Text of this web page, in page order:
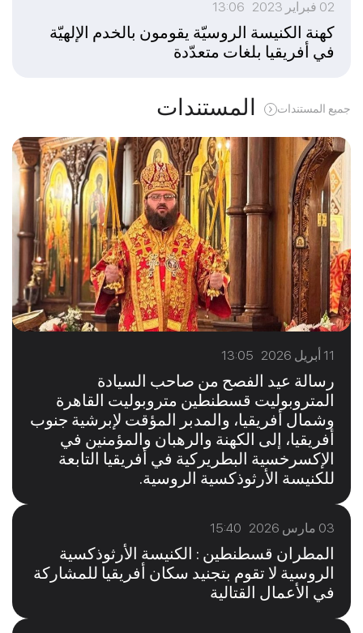
02 فبراير 2023 13:06
كهنة الكنيسة الروسيّة يقومون بالخدم الإلهيّة
في أفريقيا بلغات متعدّدة
المستندات جميع المستندات
11 أبريل 2026 13:05
رسالة عيد الفصح من صاحب السيادة
المتروبوليت قسطنطين متروبوليت القاهرة
وشمال أفريقيا، والمدبر المؤقت لإبرشية جنوب
أفريقيا، إلى الكهنة والرهبان والمؤمنين في
الإكسرخسية البطريركية في أفريقيا التابعة
للكنيسة الأرثوذكسية الروسية.
03 مارس 2026 15:40
المطران قسطنطين : الكنيسة الأرثوذكسية
الروسية لا تقوم بتجنيد سكان أفريقيا للمشاركة
في الأعمال القتالية